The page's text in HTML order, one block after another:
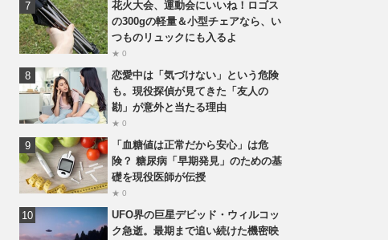
花火大会、運動会にいいね！ロゴス
の300gの軽量＆小型チェアなら、い
つものリュックにも入るよ
★ 0
恋愛中は「気づけない」という危険
も。現役探偵が見てきた「友人の
勘」が意外と当たる理由
★ 0
「血糖値は正常だから安心」は危
険？ 糖尿病「早期発見」のための基
礎を現役医師が伝授
★ 0
UFO界の巨星デビッド・ウィルコッ
ク急逝。最期まで追い続けた機密映